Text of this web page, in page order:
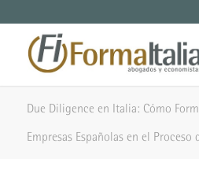
Due Diligence en Italia: Cómo
Empresas Españolas en el